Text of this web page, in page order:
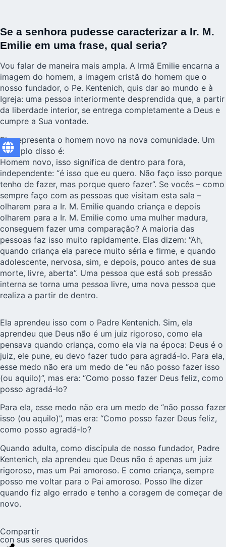
Se a senhora pudesse caracterizar a Ir. M.
Emilie em uma frase, qual seria?
Vou falar de maneira mais ampla. A Irmã Emilie encarna a
imagem do homem, a imagem cristã do homem que o
nosso fundador, o Pe. Kentenich, quis dar ao mundo e à
Igreja: uma pessoa interiormente desprendida que, a partir
da liberdade interior, se entrega completamente a Deus e
cumpre a Sua vontade.
Ela representa o homem novo na nova comunidade. Um
exemplo disso é:
Homem novo, isso significa de dentro para fora,
independente: “é isso que eu quero. Não faço isso porque
tenho de fazer, mas porque quero fazer”. Se vocês – como
sempre faço com as pessoas que visitam esta sala –
olharem para a Ir. M. Emilie quando criança e depois
olharem para a Ir. M. Emilie como uma mulher madura,
conseguem fazer uma comparação? A maioria das
pessoas faz isso muito rapidamente. Elas dizem: “Ah,
quando criança ela parece muito séria e firme, e quando
adolescente, nervosa, sim, e depois, pouco antes de sua
morte, livre, aberta”. Uma pessoa que está sob pressão
interna se torna uma pessoa livre, uma nova pessoa que
realiza a partir de dentro.
Ela aprendeu isso com o Padre Kentenich. Sim, ela
aprendeu que Deus não é um juiz rigoroso, como ela
pensava quando criança, como ela via na época: Deus é o
juiz, ele pune, eu devo fazer tudo para agradá-lo. Para ela,
esse medo não era um medo de “eu não posso fazer isso
(ou aquilo)”, mas era: “Como posso fazer Deus feliz, como
posso agradá-lo?
Para ela, esse medo não era um medo de “não posso fazer
isso (ou aquilo)”, mas era: “Como posso fazer Deus feliz,
como posso agradá-lo?
Quando adulta, como discípula de nosso fundador, Padre
Kentenich, ela aprendeu que Deus não é apenas um juiz
rigoroso, mas um Pai amoroso. E como criança, sempre
posso me voltar para o Pai amoroso. Posso lhe dizer
quando fiz algo errado e tenho a coragem de começar de
novo.
Compartir
con sus seres queridos